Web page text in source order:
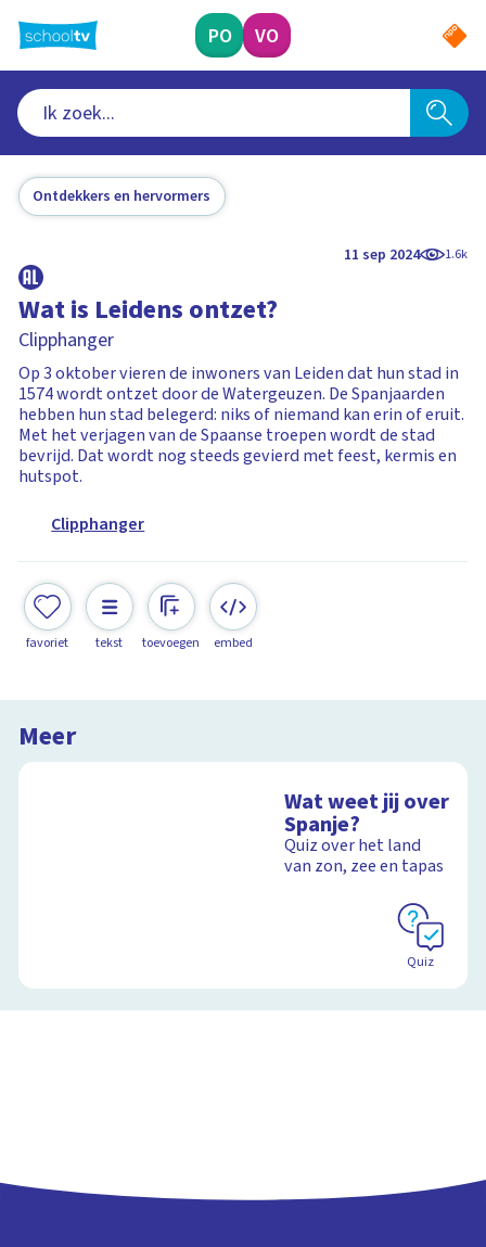
naar
hoofdinhoud
PO VO
Ontdekkers en hervormers
11 sep 2024 1.6k
Wat is Leidens ontzet?
Clipphanger
Op 3 oktober vieren de inwoners van Leiden dat hun stad in
1574 wordt ontzet door de Watergeuzen. De Spanjaarden
hebben hun stad belegerd: niks of niemand kan erin of eruit.
Met het verjagen van de Spaanse troepen wordt de stad
bevrijd. Dat wordt nog steeds gevierd met feest, kermis en
hutspot.
Clipphanger
favoriet tekst toevoegen embed
Meer
Wat weet jij over
Spanje?
Quiz over het land
van zon, zee en tapas
Quiz